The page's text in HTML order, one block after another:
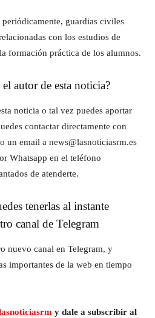
guardias civiles
con los estudios de
formación práctica de los alumnos.
autor de esta noticia?
noticia o tal vez puedes aportar
contactar directamente con
un email a news@lasnoticiasrm.es
Whatsapp en el teléfono
de atenderte.
tenerlas al instante
canal de Telegram
nuevo canal en Telegram, y
importantes de la web en tiempo
y dale a subscribir al